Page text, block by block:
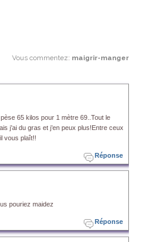
Vous commentez: maigrir-manger
65 kilos pour 1 mètre 69..Tout le
j’ai du gras et j’en peux plus!Entre ceux
vous plaît!!
Réponse
pouriez maidez
Réponse